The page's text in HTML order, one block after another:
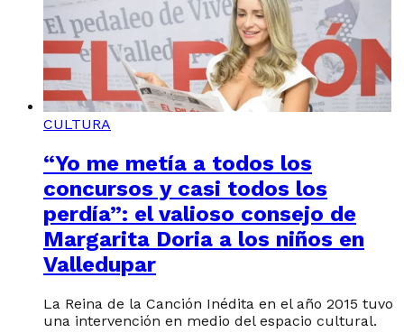
CULTURA
“Yo me metía a todos los
concursos y casi todos los
perdía”: el valioso consejo de
Margarita Doria a los niños en
Valledupar
La Reina de la Canción Inédita en el año 2015 tuvo
una intervención en medio del espacio cultural.